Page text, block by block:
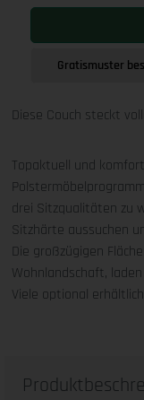
Gratismuster
Diese Couch steckt
Topaktuell und
drei Sitzqualitäten zu
Sitzhärte aussuchen
Die großzügigen
Wohnlandschaft,
Viele optional